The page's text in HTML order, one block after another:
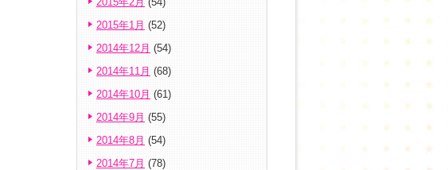
2015年1月 (52)
2014年12月 (54)
2014年11月 (68)
2014年10月 (61)
2014年9月 (55)
2014年8月 (54)
2014年7月 (78)